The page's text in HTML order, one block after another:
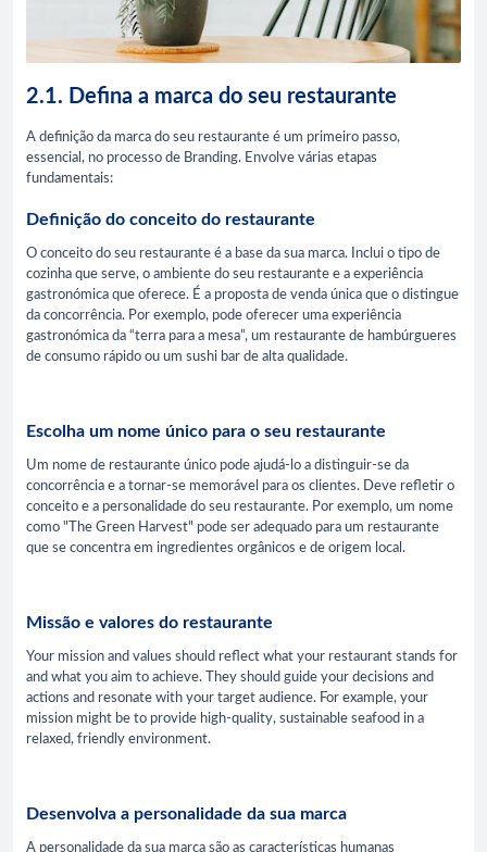
2.1. Defina a marca do seu restaurante
A definição da marca do seu restaurante é um primeiro passo,
essencial, no processo de Branding. Envolve várias etapas
fundamentais:
Definição do conceito do restaurante
O conceito do seu restaurante é a base da sua marca. Inclui o tipo de
cozinha que serve, o ambiente do seu restaurante e a experiência
gastronómica que oferece. É a proposta de venda única que o distingue
da concorrência. Por exemplo, pode oferecer uma experiência
gastronómica da “terra para a mesa”, um restaurante de hambúrgueres
de consumo rápido ou um sushi bar de alta qualidade.
Escolha um nome único para o seu restaurante
Um nome de restaurante único pode ajudá-lo a distinguir-se da
concorrência e a tornar-se memorável para os clientes. Deve refletir o
conceito e a personalidade do seu restaurante. Por exemplo, um nome
como "The Green Harvest" pode ser adequado para um restaurante
que se concentra em ingredientes orgânicos e de origem local.
Missão e valores do restaurante
Your mission and values should reflect what your restaurant stands for
and what you aim to achieve. They should guide your decisions and
actions and resonate with your target audience. For example, your
mission might be to provide high-quality, sustainable seafood in a
relaxed, friendly environment.
Desenvolva a personalidade da sua marca
A personalidade da sua marca são as características humanas